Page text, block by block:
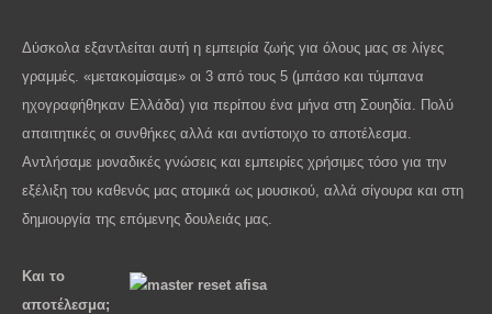
Δύσκολα εξαντλείται αυτή η εμπειρία ζωής για όλους μας σε λίγες
γραμμές. «μετακομίσαμε» οι 3 από τους 5 (μπάσο και τύμπανα
ηχογραφήθηκαν Ελλάδα) για περίπου ένα μήνα στη Σουηδία. Πολύ
απαιτητικές οι συνθήκες αλλά και αντίστοιχο το αποτέλεσμα.
Αντλήσαμε μοναδικές γνώσεις και εμπειρίες χρήσιμες τόσο για την
εξέλιξη του καθενός μας ατομικά ως μουσικού, αλλά σίγουρα και στη
δημιουργία της επόμενης δουλειάς μας.
Και το
αποτέλεσμα;